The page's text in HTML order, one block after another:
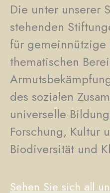
Die unter unserer
stehenden
für
thematischen
des sozialen
universelle
Forschung, Kultur
Biodiversität und
Sehen Sie sich all